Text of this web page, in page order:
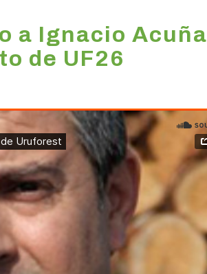
a Ignacio Acuña
de UF26